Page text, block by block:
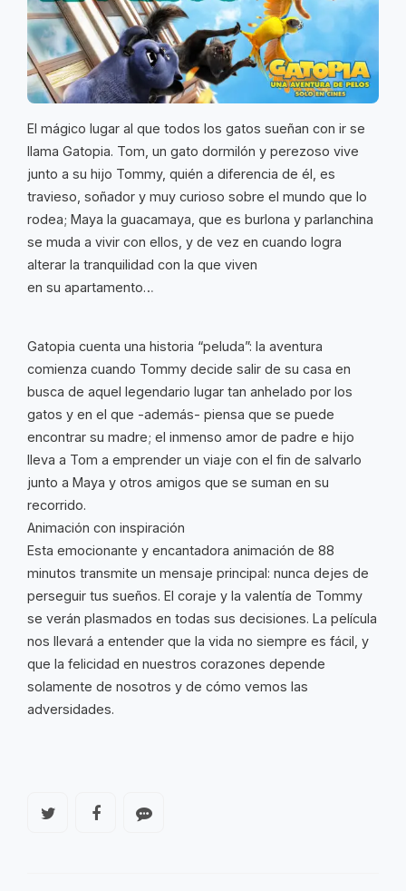
El mágico lugar al que todos los gatos sueñan con ir se
llama Gatopia. Tom, un gato dormilón y perezoso vive
junto a su hijo Tommy, quién a diferencia de él, es
travieso, soñador y muy curioso sobre el mundo que lo
rodea; Maya la guacamaya, que es burlona y parlanchina
se muda a vivir con ellos, y de vez en cuando logra
alterar la tranquilidad con la que viven
en su apartamento…
Gatopia cuenta una historia “peluda”: la aventura
comienza cuando Tommy decide salir de su casa en
busca de aquel legendario lugar tan anhelado por los
gatos y en el que -además- piensa que se puede
encontrar su madre; el inmenso amor de padre e hijo
lleva a Tom a emprender un viaje con el fin de salvarlo
junto a Maya y otros amigos que se suman en su
recorrido.
Animación con inspiración
Esta emocionante y encantadora animación de 88
minutos transmite un mensaje principal: nunca dejes de
perseguir tus sueños. El coraje y la valentía de Tommy
se verán plasmados en todas sus decisiones. La película
nos llevará a entender que la vida no siempre es fácil, y
que la felicidad en nuestros corazones depende
solamente de nosotros y de cómo vemos las
adversidades.